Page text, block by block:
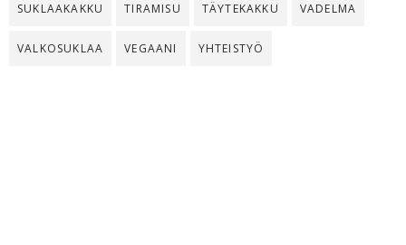
SUKLAAKAKKU TIRAMISU TÄYTEKAKKU VADELMA
VALKOSUKLAA VEGAANI YHTEISTYÖ